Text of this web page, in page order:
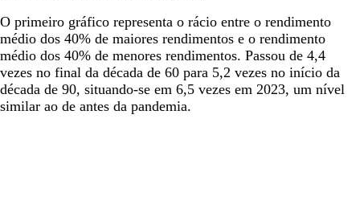
O primeiro gráfico representa o rácio entre o rendimento
médio dos 40% de maiores rendimentos e o rendimento
médio dos 40% de menores rendimentos. Passou de 4,4
vezes no final da década de 60 para 5,2 vezes no início da
década de 90, situando-se em 6,5 vezes em 2023, um nível
similar ao de antes da pandemia.